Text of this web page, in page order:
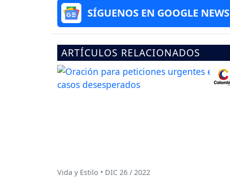
SÍGUENOS EN GOOGLE NEWS
ARTÍCULOS RELACIONADOS
Vida y Estilo • DIC 26 / 2022